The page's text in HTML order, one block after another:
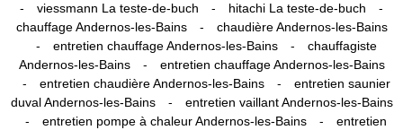
- viessmann La teste-de-buch - hitachi La teste-de-buch -
chauffage Andernos-les-Bains - chaudière Andernos-les-Bains
- entretien chauffage Andernos-les-Bains -
chauffagiste
Andernos-les-Bains
- entretien chauffage Andernos-les-Bains
- entretien chaudière Andernos-les-Bains -
entretien saunier
duval Andernos-les-Bains
- entretien vaillant Andernos-les-Bains
- entretien pompe à chaleur Andernos-les-Bains -
entretien